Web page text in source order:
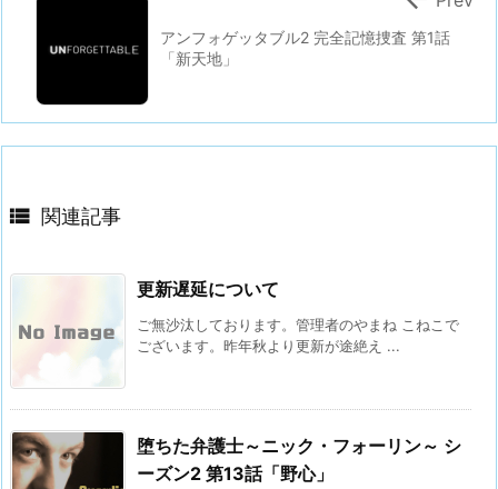
アンフォゲッタブル2 完全記憶捜査 第1話
「新天地」
 関連記事
更新遅延について
ご無沙汰しております。管理者のやまね こねこで
ございます。昨年秋より更新が途絶え ...
堕ちた弁護士～ニック・フォーリン～ シ
ーズン2 第13話「野心」